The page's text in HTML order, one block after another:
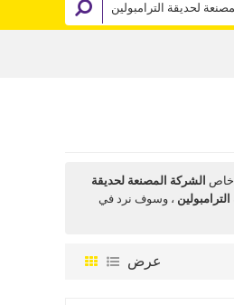
خاص الشركة المصنعة لحديقة
، وسوف نرد في
عرض